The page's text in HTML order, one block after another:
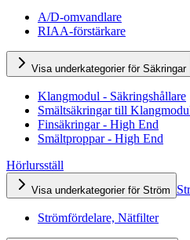
A/D-omvandlare
RIAA-förstärkare
Visa underkategorier för Säkringar
Klangmodul - Säkringshållare
Smältsäkringar till
Finsäkringar - High End
Smältproppar - High End
Hörlursställ
Visa underkategorier för Ström
Strömfördelare, Nätfilter